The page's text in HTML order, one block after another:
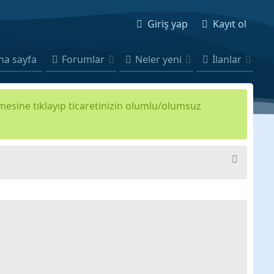
Giriş yap Kayıt ol
sayfa Forumlar Neler yeni İlanlar
tıklayıp ticaretinizin olumlu/olumsuz